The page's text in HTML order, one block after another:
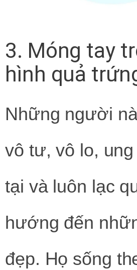
3. Móng tay
hình quả
Những người
vô tư, vô lo,
tại và luôn lạc
hướng đến
đẹp. Họ sống